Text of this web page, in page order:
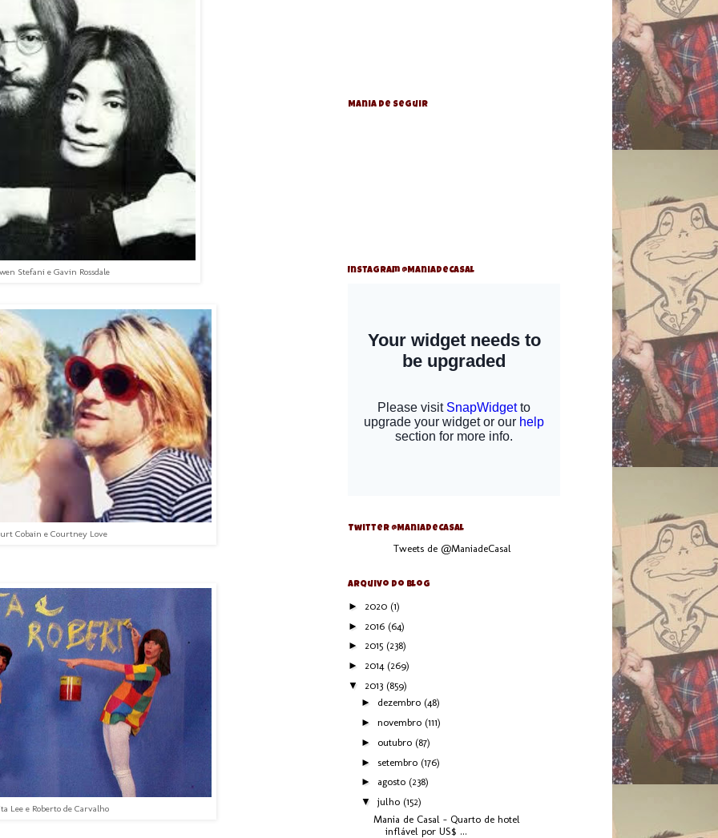
Stefani e Gavin Rossdale
Cobain e Courtney Love
Lee e Roberto de Carvalho
Mania de Seguir
Instagram @ManiaDeCasal
Twitter @ManiaDeCasal
Tweets de @ManiadeCasal
Arquivo do blog
► 2020 (1)
► 2016 (64)
► 2015 (238)
► 2014 (269)
▼ 2013 (859)
► dezembro (48)
► novembro (111)
► outubro (87)
► setembro (176)
► agosto (238)
▼ julho (152)
Mania de Casal - Quarto de hotel
inflável por US$ ...